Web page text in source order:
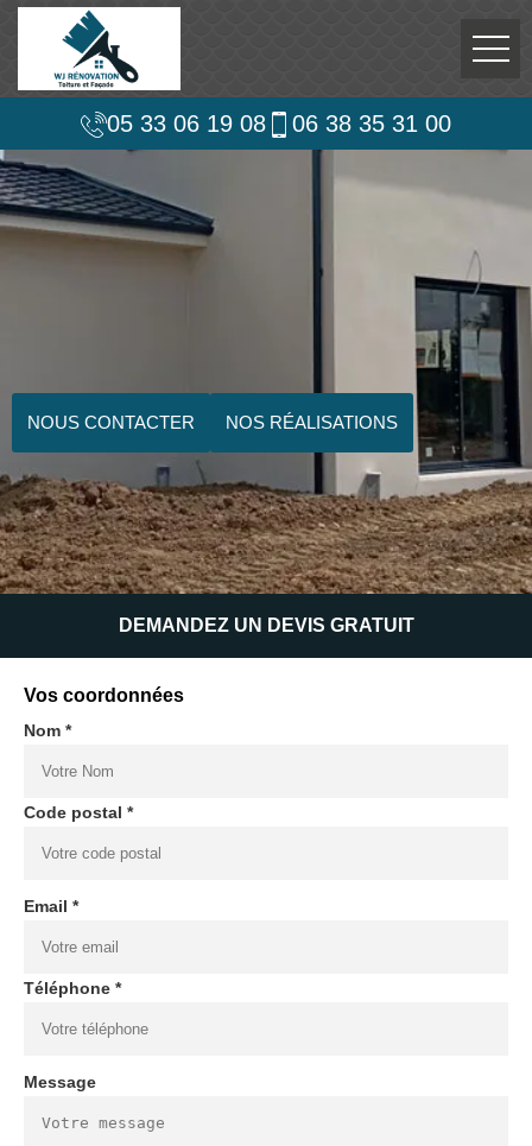
05 33 06 19 08 06 38 35 31 00
NOUS CONTACTER NOS RÉALISATIONS
DEMANDEZ UN DEVIS GRATUIT
Vos coordonnées
Nom *
Code postal *
Email *
Téléphone *
Message